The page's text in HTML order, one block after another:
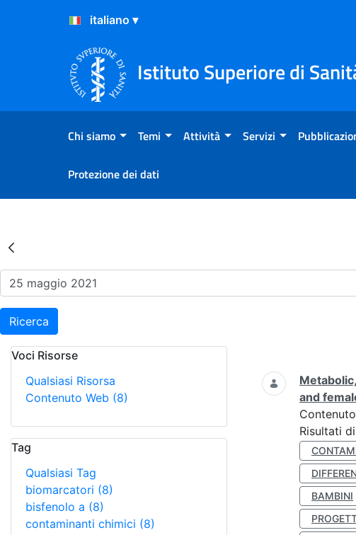
Salta al Contenuto
Salta al Footer
Istituto Superiore di
Chi siamo Temi Attività Servizi
Protezione dei dati
Risultati della Ricerca - Eventi
Ricerca
Voci Risorse
Qualsiasi Risorsa
Contenuto Web (8)
Tag
Qualsiasi Tag
biomarcatori (8)
bisfenolo a (8)
contaminanti chimici (8)
Ricerca
and
Risultati
BAMBINI